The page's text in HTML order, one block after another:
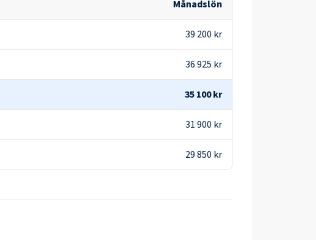
Månadslön
39 200 kr
36 925 kr
35 100 kr
31 900 kr
29 850 kr